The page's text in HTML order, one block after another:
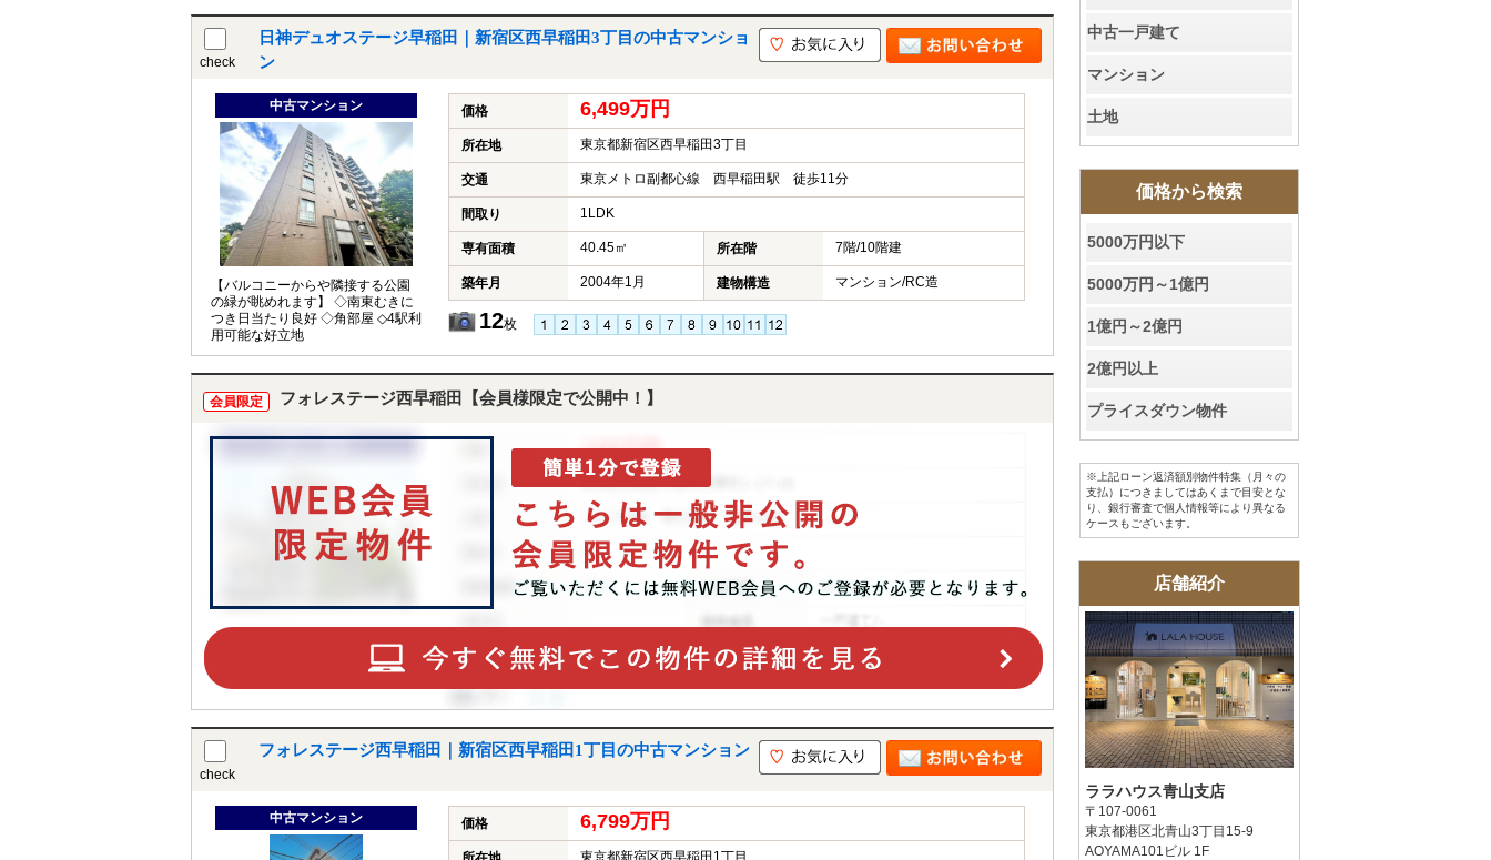
check
日神デュオステージ早稲田｜新宿区西早稲田3丁目の中古マンショ
ン
中古マンション
【バルコニーからや隣接する公園
の緑が眺めれます】 ◇南東むきに
つき日当たり良好 ◇角部屋 ◇4駅利
用可能な好立地
価格 6,499万円
所在地 東京都新宿区西早稲田3丁目
交通 東京メトロ副都心線 西早稲田駅 徒歩11分
間取り 1LDK
専有面積 40.45㎡ 所在階 7階/10階建
築年月 2004年1月 建物構造 マンション/RC造
12枚
会員限定 フォレステージ西早稲田【会員様限定で公開中！】
check
フォレステージ西早稲田｜新宿区西早稲田1丁目の中古マンション
中古マンション 価格 6,799万円
東京都新宿区西早稲田1丁目
中古一戸建て
マンション
土地
価格から検索
5000万円以下
5000万円～1億円
1億円～2億円
2億円以上
プライスダウン物件
※上記ローン返済額別物件特集（月々の
支払）につきましてはあくまで目安とな
り、銀行審査で個人情報等により異なる
ケースもございます。
店舗紹介
ララハウス青山支店
〒107-0061
東京都港区北青山3丁目15-9
AOYAMA101ビル 1F